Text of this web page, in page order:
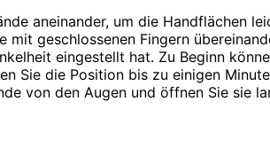
aneinander, um die Handflächen
mit geschlossenen Fingern
eingestellt hat. Zu Beginn
Sie die Position bis zu einigen
von den Augen und öffnen Sie sie